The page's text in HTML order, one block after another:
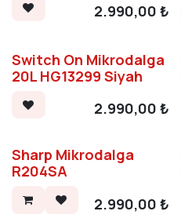
2.990,00 ₺
Switch On Mikrodalga
20L HG13299 Siyah
2.990,00 ₺
Sharp Mikrodalga
R204SA
2.990,00 ₺